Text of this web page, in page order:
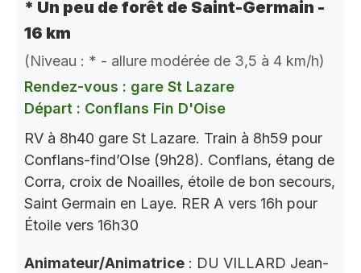
* Un peu de forêt de Saint-Germain -
16 km
(Niveau : * - allure modérée de 3,5 à 4 km/h)
Rendez-vous : gare St Lazare
Départ : Conflans Fin D'Oise
RV à 8h40 gare St Lazare. Train à 8h59 pour
Conflans-find’OIse (9h28). Conflans, étang de
Corra, croix de Noailles, étoile de bon secours,
Saint Germain en Laye. RER A vers 16h pour
Étoile vers 16h30
Animateur/Animatrice : DU VILLARD Jean-